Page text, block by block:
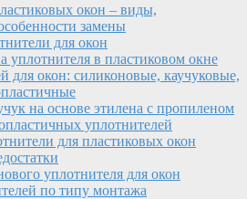
окон – виды,
замены
для окон
уплотнителя в пластиковом окне
для окон: силиконовые, каучуковые,
на основе этилена с пропиленом
уплотнителей
для пластиковых окон
уплотнителя для окон
по типу монтажа